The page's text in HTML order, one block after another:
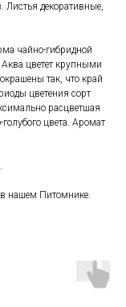
Листья декоративные,
чайно-гибридной
цветет крупными
так, что край
цветения сорт
расцветшая
цвета. Аромат
нашем Питомнике.